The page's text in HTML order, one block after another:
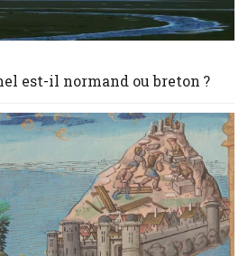
est-il normand ou breton ?